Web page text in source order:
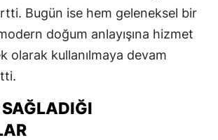
Bugün ise hem geleneksel bir
doğum anlayışına hizmet
olarak kullanılmaya devam